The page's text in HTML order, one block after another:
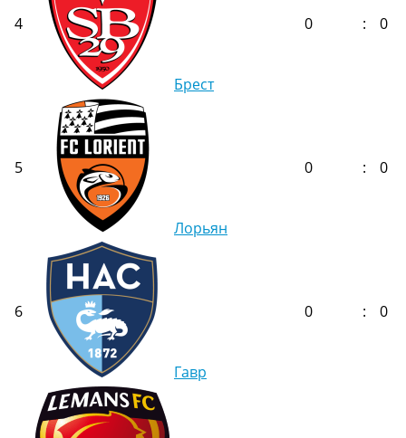
4
Брест
0 : 0
5
Лорьян
0 : 0
6
Гавр
0 : 0